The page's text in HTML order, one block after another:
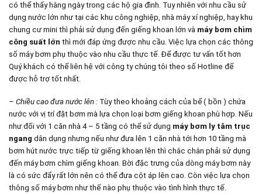
có thể thấy hằng ngày trong các hộ gia đình. Tuy nhiên với nhu cầu sử
dụng nước lớn như tại các khu công nghiệp, nhà máy xí nghiệp, hay khu
chung cư mini thì phải sử dụng đến giếng khoan lớn và máy bơm chìm
công suất lớn thì mới đáp ứng được nhu cầu. Việc lựa chọn các thông
số máy bơm phụ thuộc vào nhu cầu thực tế. Để được tư vấn tốt hơn
Quý khách có thể liên hệ với công ty chúng tôi theo số Hotline để
được hỗ trợ tốt nhất.
– Chiều cao đưa nước lên : Tùy theo khoảng cách của bể ( bồn ) chứa
nước với vị trí đặt bơm mà lựa chọn loại bơm giếng khoan phù hợp. Nếu
như đối với 1 căn nhà 4 – 5 tầng có thể sử dụng máy bơm ly tâm trục
ngang dân dụng nhưng nếu như đưa lên 1 căn nhà tới hơn 10 tầng mà
bơm hút nước trực tiếp từ giếng khoan lên thì chắc chắn phải sử dụng
đến máy bơm chìm giếng khoan. Bời đặc trưng của dòng máy bơm này
là có sức đẩy rất lớn nên có thể đưa cột áp lên cao. Còn việc lựa chọn
thông số máy bơm như thế nào phụ thuộc vào tình hình thực tế.